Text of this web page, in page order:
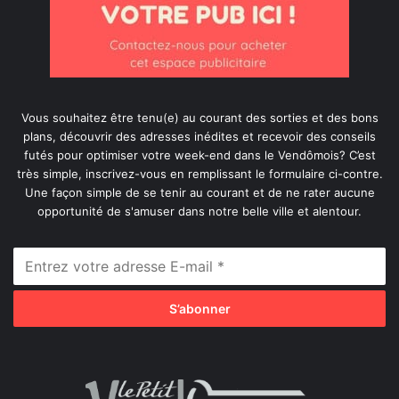
Vous souhaitez être tenu(e) au courant des sorties et des bons
plans, découvrir des adresses inédites et recevoir des conseils
futés pour optimiser votre week-end dans le Vendômois? C’est
très simple, inscrivez-vous en remplissant le formulaire ci-contre.
Une façon simple de se tenir au courant et de ne rater aucune
opportunité de s'amuser dans notre belle ville et alentour.